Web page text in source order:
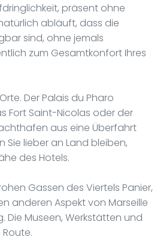
präsent ohne
abläuft, dass die
sind, ohne jemals
zum Gesamtkonfort Ihres
Der Palais du Pharo
Fort Saint-Nicolas oder der
aus eine Überfahrt
Sie lieber an Land bleiben,
des Hotels.
Gassen des Viertels Panier,
anderen Aspekt von Marseille
Die Museen, Werkstätten und